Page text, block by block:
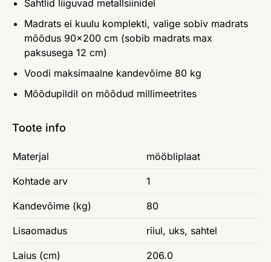
Sahtlid liiguvad metallsiinidel
Madrats ei kuulu komplekti, valige sobiv madrats
mõõdus 90x200 cm (sobib madrats max
paksusega 12 cm)
Voodi maksimaalne kandevõime 80 kg
Mõõdupildil on mõõdud millimeetrites
Toote info
Materjal mööbliplaat
Kohtade arv 1
Kandevõime (kg) 80
Lisaomadus riiul, uks, sahtel
Laius (cm) 206.0